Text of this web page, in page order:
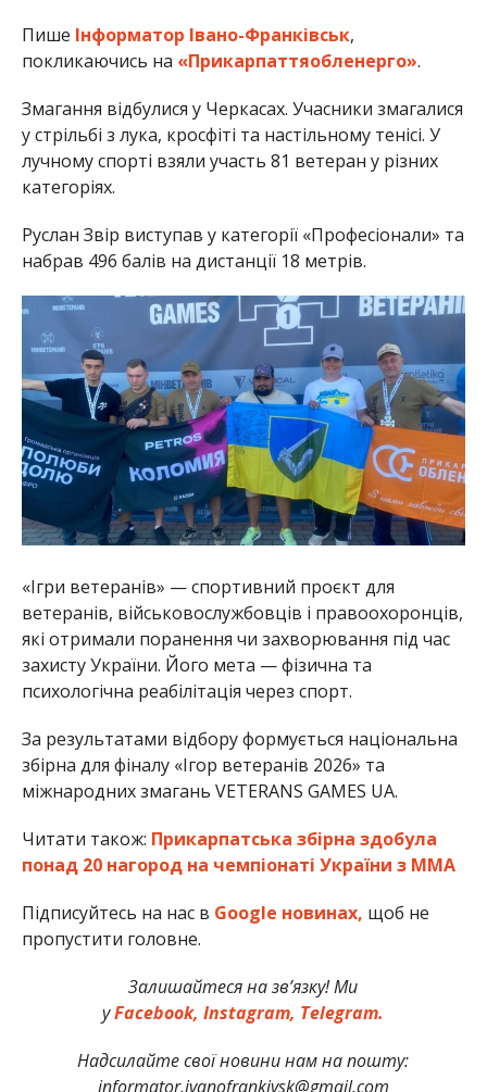
Пише Інформатор Івано-Франківськ,
покликаючись на «Прикарпаттяобленерго».
Змагання відбулися у Черкасах. Учасники змагалися
у стрільбі з лука, кросфіті та настільному тенісі. У
лучному спорті взяли участь 81 ветеран у різних
категоріях.
Руслан Звір виступав у категорії «Професіонали» та
набрав 496 балів на дистанції 18 метрів.
«Ігри ветеранів» — спортивний проєкт для
ветеранів, військовослужбовців і правоохоронців,
які отримали поранення чи захворювання під час
захисту України. Його мета — фізична та
психологічна реабілітація через спорт.
За результатами відбору формується національна
збірна для фіналу «Ігор ветеранів 2026» та
міжнародних змагань VETERANS GAMES UA.
Читати також: Прикарпатська збірна здобула
понад 20 нагород на чемпіонаті України з ММА
Підписуйтесь на нас в Google новинах, щоб не
пропустити головне.
Залишайтеся на зв’язку! Ми
уFacebook, Instagram, Telegram.
Надсилайте свої новини нам на пошту:
informator.ivanofrankivsk@gmail.com